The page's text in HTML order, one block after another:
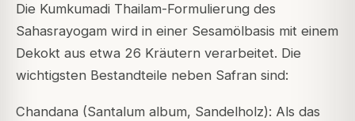
Die Kumkumadi Thailam-Formulierung des
Sahasrayogam wird in einer Sesamölbasis mit einem
Dekokt aus etwa 26 Kräutern verarbeitet. Die
wichtigsten Bestandteile neben Safran sind:
Chandana (Santalum album, Sandelholz): Als das